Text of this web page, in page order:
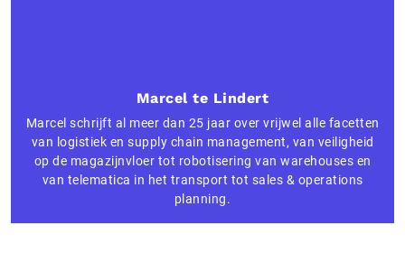
Marcel te Lindert
Marcel schrijft al meer dan 25 jaar over vrijwel alle facetten
van logistiek en supply chain management, van veiligheid
op de magazijnvloer tot robotisering van warehouses en
van telematica in het transport tot sales & operations
planning.